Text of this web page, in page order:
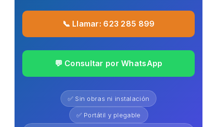
📞 Llamar: 623 285 899
💬 Consultar por WhatsApp
✅ Sin obras ni instalación
✅ Portátil y plegable